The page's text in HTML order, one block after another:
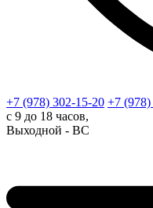
+7 (978) 302-15-20 +7 (978)
с 9 до 18 часов,
Выходной - ВС